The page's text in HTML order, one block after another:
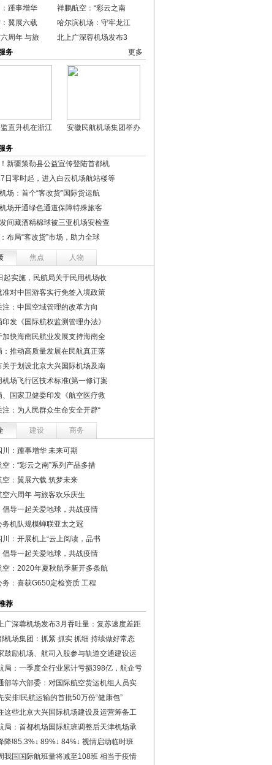
踵事增华
祥鹏航空：“彩云之南
翼展六载
哈尔滨机场：守牢龙江
周年 与旅
北上广深蓉机场发布3
务
更多
直升机在浙江 安徽民航机场集团举办
务
新疆策勒县公益宣传登陆首都机
日零时起，进入白云机场航站楼等
场：首个“客改货”国际货运航
场开通绿色通道保障特殊旅客
间藏酒精棉球被三亚机场安检查
布局“客改货”市场，助力全球
焦点 人物
起实施，民航局关于民用机场收
准对中国游客实行免签入境政策
注：中国空域管理的改革方向
印发《国际航权监测管理办法》
加快海南民航业发展支持海南全
：推动高质量发展在民航真正落
关于划设北京大兴国际机场及南
机场飞行区技术标准(第一修订案
、国家卫健委印发《航空医疗救
注：为人民群众生命安全开辟“
建设 商务
川：踵事增华 未来可期
空：“彩云之南”系列产品多措
空：翼展六载 筑梦未来
空六周年 与旅客欢乐庆生
倡导一起关爱地球，共战疫情
务机队规模蝉联亚太之冠
川：开展机上“云上阅读，品书
倡导一起关爱地球，共战疫情
空：2020年夏秋航季新开多条航
务：喜获G650定检资质 工程
荐
广深蓉机场发布3月吞吐量：复苏速度差距
机场集团：抓紧 抓实 抓细 持续做好常态
鼓励机场、航司入股参与轨道交通建设运
局：一季度全行业累计亏损398亿，航企亏
部等六部委：对国际航空货运机组人员实
安排!民航运输的首批50万份“健康包”
这些北京大兴国际机场建设及运营筹备工
局：首都机场国际航班调整后天津机场承
降!85.3%↓ 89%↓ 84%↓ 视情启动临时班
我国国际航班量将减至108班 相当于疫情